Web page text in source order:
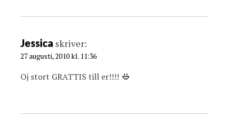
Jessica skriver:
27 augusti, 2010 kl. 11:36
Oj stort GRATTIS till er!!!!